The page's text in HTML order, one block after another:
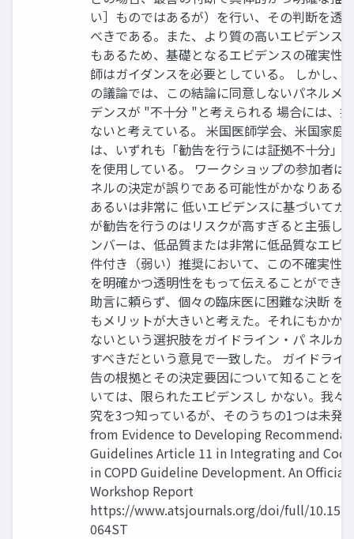
い］ものではあるが）を行い、その判断を透
べきである。また、より質の高いエビデンス
もあるため、基礎となるエビデンスの確実性
師はガイダンスを必要としている。 しかし、
の議論では、この結論に同意しないパネルメ
デンスが "不十分 "と考えられる 場合には、
ないと考えている。 米国医師学会、米国家庭
は、いずれも「勧告を行うには証拠不十分」
を使用している。 ワークショップの参加者は
ネルの決定が誤りである可能性がかなりある
あるいは非常に 低いエビデンスに基づいてガ
が勧告を行うのはリスクが高すぎると主張し
ンバーは、低品質または非常に低品質なエビ
件付き（弱い）推奨において、この不確実性
を明確かつ透明性をもって伝えることができ
助言に頼らず、個々の臨床医に困難な決断 を
もメリットが大きいと考えた。それにもかか
ないという選択肢をガイドライン・パ ネルが
すべきだという意見で一致した。 ガイドライ
告の根拠とその決定要因について知ることを
いては、限られたエビデンスし かない。我々
究を3つ知っているが、そのうちの1つは未発
from Evidence to Developing
Guidelines Article 11 in Integrating and
in COPD Guideline Development. An Official
Workshop Report
https://www.atsjournals.org/doi/full/
064ST